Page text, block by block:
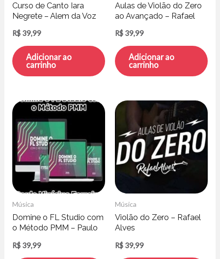
Curso de Canto Iara
Negrete – Alem da Voz
R$ 39,99
Adicionar ao
carrinho
Aulas de Violão do Zero
ao Avançado – Rafael
R$ 39,99
Adicionar ao
carrinho
Música
Domine o FL Studio com
o Método PMM – Paulo
R$ 39,99
Música
Violão do Zero – Rafael
Alves
R$ 39,99